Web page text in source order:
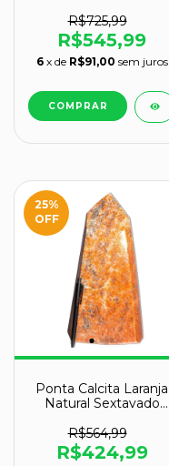
R$725,99
R$545,99
6 x de R$91,00 sem juros
25%
OFF
Ponta Calcita Laranja
Natural Sextavado
R$564,99
R$424,99